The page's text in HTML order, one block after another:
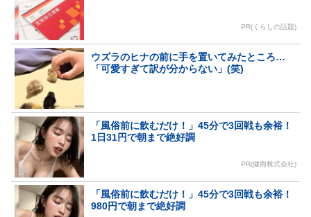
PR(くらしの話題)
ウズラのヒナの前に手を置いてみたところ…
「可愛すぎて訳が分からない」(笑)
「風俗前に飲むだけ！」45分で3回戦も余裕！
1日31円で朝まで絶好調
PR(健商株式会社)
「風俗前に飲むだけ！」45分で3回戦も余裕！
980円で朝まで絶好調